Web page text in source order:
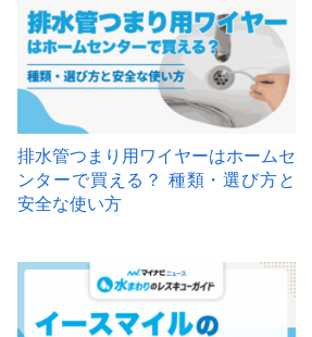
排水管つまり用ワイヤーはホームセ
ンターで買える？ 種類・選び方と
安全な使い方